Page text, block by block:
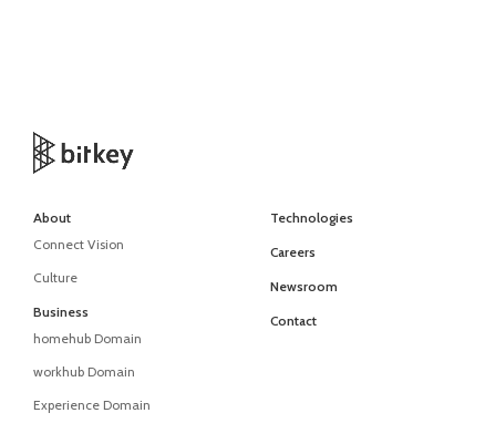
About
Connect Vision
Culture
Business
homehub Domain
workhub Domain
Experience Domain
Technologies
Careers
Newsroom
Contact